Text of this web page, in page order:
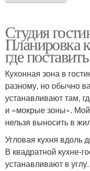
Студия
Планировка
где
Кухонная зона в
разному, но обычно
устанавливают там,
и «мокрые зоны».
нельзя выносить в
Угловая кухня вдоль
В квадратной кухне-
устанавливают в